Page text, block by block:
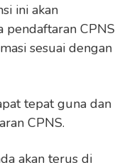
ini akan
pendaftaran CPNS
sesuai dengan
tepat guna dan
CPNS.
akan terus di